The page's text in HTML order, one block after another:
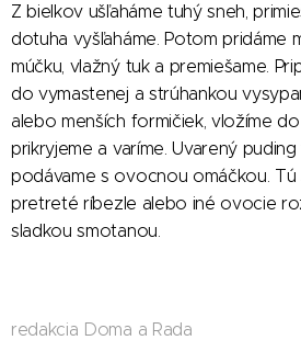
Z bielkov ušľaháme tuhý sneh,
dotuha vyšľaháme. Potom pridáme
múčku, vlažný tuk a premiešame.
do vymastenej a strúhankou
alebo menších formičiek, vložíme
prikryjeme a varíme. Uvarený
podávame s ovocnou omáčkou. Tú
pretreté ríbezle alebo iné ovocie
sladkou smotanou.
redakcia Doma a Rada